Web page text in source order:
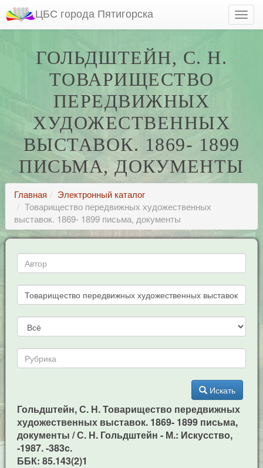
ЦБС города Пятигорска
ГОЛЬДШТЕЙН, С. Н.
ТОВАРИЩЕСТВО
ПЕРЕДВИЖНЫХ
ХУДОЖЕСТВЕННЫХ
ВЫСТАВОК. 1869- 1899
ПИСЬМА, ДОКУМЕНТЫ
Главная
Электронный каталог
Товарищество передвижных художественных
выставок. 1869- 1899 письма, документы
Искать
Гольдштейн, С. Н. Товарищество передвижных
художественных выставок. 1869- 1899 письма,
документы / С. Н. Гольдштейн - М.: Искусство,
-1987. -383c.
ББК: 85.143(2)1